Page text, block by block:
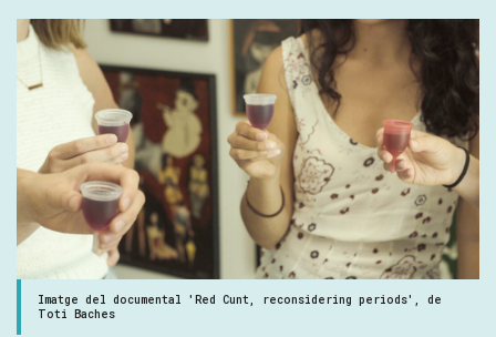
Imatge del documental 'Red Cunt, reconsidering periods', de
Toti Baches